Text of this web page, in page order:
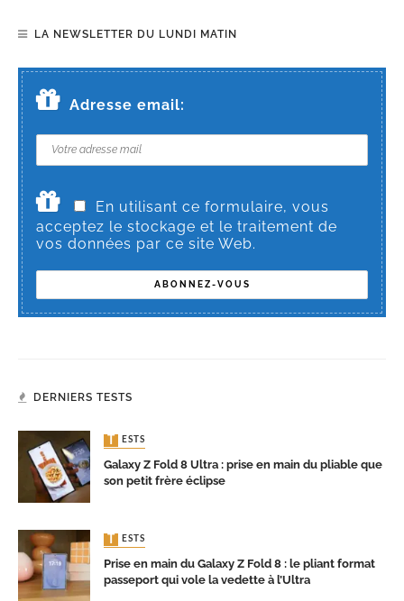
LA NEWSLETTER DU LUNDI MATIN
Adresse email:
En utilisant ce formulaire, vous
acceptez le stockage et le traitement de
vos données par ce site Web.
DERNIERS TESTS
TESTS
Galaxy Z Fold 8 Ultra : prise en main du pliable que
son petit frère éclipse
TESTS
Prise en main du Galaxy Z Fold 8 : le pliant format
passeport qui vole la vedette à l’Ultra